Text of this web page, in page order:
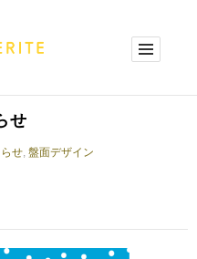
せ
せ, 盤面デザイン